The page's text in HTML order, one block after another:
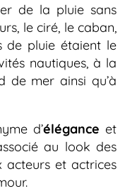
de la pluie sans
le ciré, le caban,
de pluie étaient le
nautiques, à la
mer ainsi qu’à
d’élégance et
au look des
acteurs et actrices